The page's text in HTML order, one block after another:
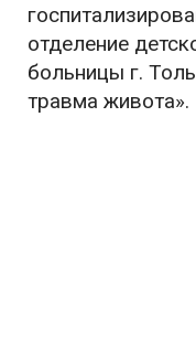
отделение
больницы г.
травма живота».